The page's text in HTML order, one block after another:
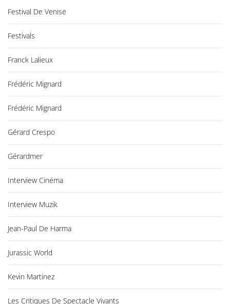
Festival De Venise
Festivals
Franck Lalieux
Frédéric Mignard
Frédéric Mignard
Gérard Crespo
Gérardmer
Interview Cinéma
Interview Muzik
Jean-Paul De Harma
Jurassic World
Kevin Martinez
Les Critiques De Spectacle Vivants